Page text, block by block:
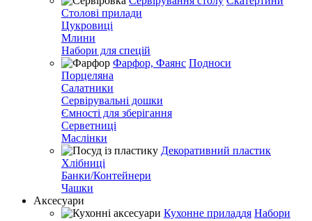
Столові прилади
Цукровиці
Млини
Набори для спецій
Фарфор, Фаянс Подноси
Порцеляна
Салатники
Сервірувальні дошки
Ємності для зберігання
Серветниці
Маслінки
Декоративний пластик
Хлібниці
Банки/Контейнери
Чашки
Аксесуари
Кухонне приладдя Набори